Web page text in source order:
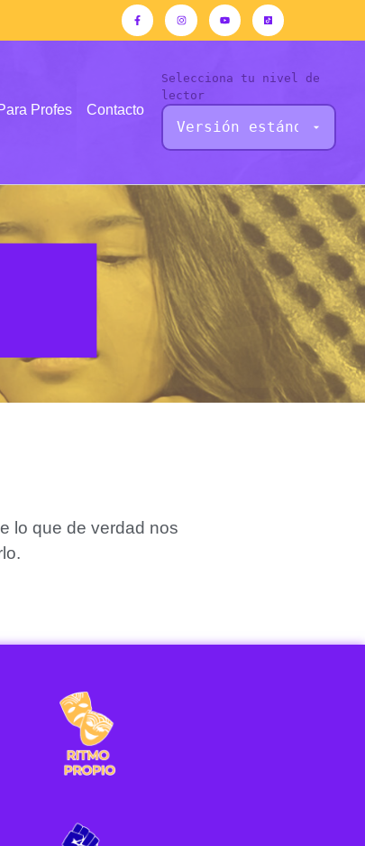
Profes Contacto
Selecciona tu nivel de
lector
lo que de verdad nos